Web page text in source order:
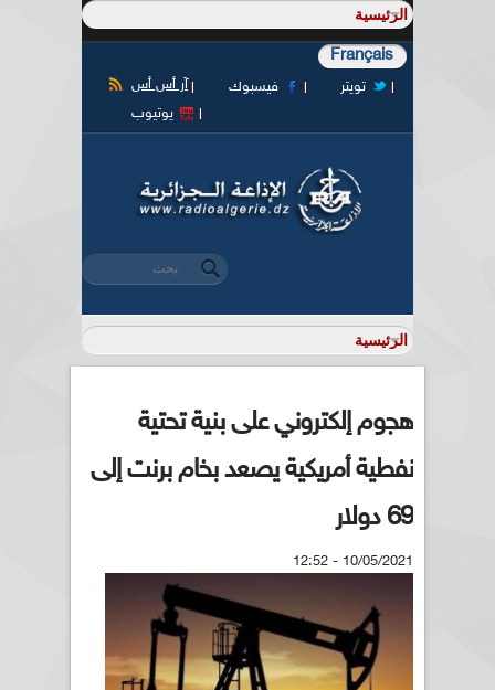
Français
آر أس أس فيسبوك
تويتر
يوتيوب
استمارة البحث
‏بحث ‏
هجوم إلكتروني على بنية تحتية
نفطية أمريكية يصعد بخام برنت إلى
69 دولار
10/05/2021 - 12:52